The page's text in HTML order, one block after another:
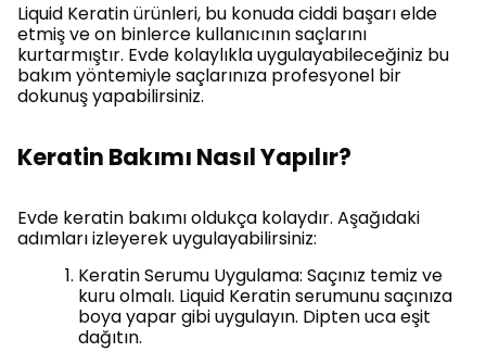
Liquid Keratin ürünleri, bu konuda ciddi başarı elde
etmiş ve on binlerce kullanıcının saçlarını
kurtarmıştır. Evde kolaylıkla uygulayabileceğiniz bu
bakım yöntemiyle saçlarınıza profesyonel bir
dokunuş yapabilirsiniz.
Keratin Bakımı Nasıl Yapılır?
Evde keratin bakımı oldukça kolaydır. Aşağıdaki
adımları izleyerek uygulayabilirsiniz:
Keratin Serumu Uygulama: Saçınız temiz ve
kuru olmalı. Liquid Keratin serumunu saçınıza
boya yapar gibi uygulayın. Dipten uca eşit
dağıtın.